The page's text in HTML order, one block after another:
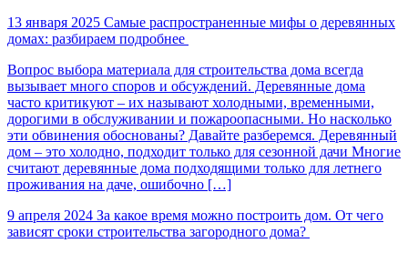
13 января 2025 Самые распространенные мифы о деревянных
домах: разбираем подробнее
Вопрос выбора материала для строительства дома всегда
вызывает много споров и обсуждений. Деревянные дома
часто критикуют – их называют холодными, временными,
дорогими в обслуживании и пожароопасными. Но насколько
эти обвинения обоснованы? Давайте разберемся. Деревянный
дом – это холодно, подходит только для сезонной дачи Многие
считают деревянные дома подходящими только для летнего
проживания на даче, ошибочно […]
9 апреля 2024 За какое время можно построить дом. От чего
зависят сроки строительства загородного дома?